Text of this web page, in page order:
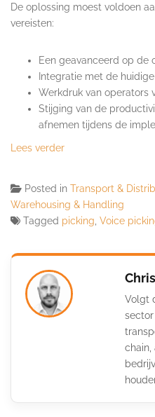
De oplossing moest voldoen
vereisten:
Een geavanceerd op de
Integratie met de
Werkdruk van operators
Stijging van de
afnemen tijdens de
Lees verder
Posted in Transport &
Warehousing & Handling
Tagged picking Voice
Volgt
chain,